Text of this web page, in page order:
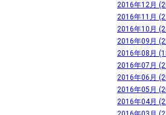
2016年12月
2016年11月
2016年10月
2016年09月
2016年08月
2016年07月
2016年06月
2016年05月
2016年04月